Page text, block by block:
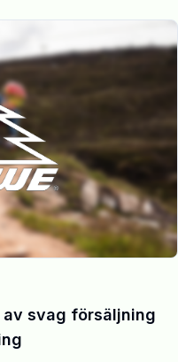
av svag försäljning